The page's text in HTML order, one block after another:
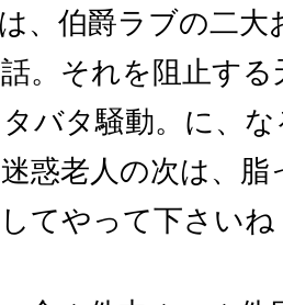
、伯爵ラブの二
。それを阻止す
バタ騒動。に、
惑老人の次は、
てやって下さいね